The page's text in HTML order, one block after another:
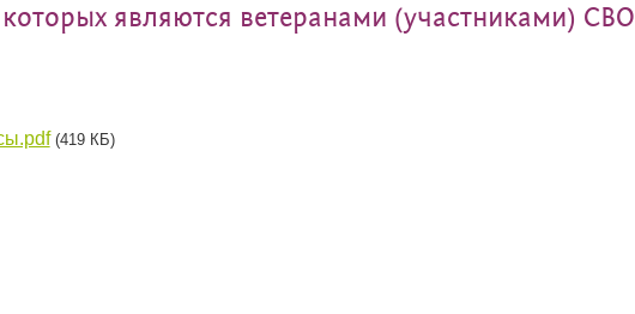
которых являются ветеранами (участниками) СВО
(419 КБ)